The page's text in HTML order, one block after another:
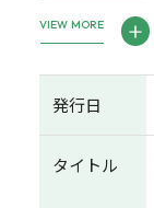
VIEW MORE
発行日
タイトル